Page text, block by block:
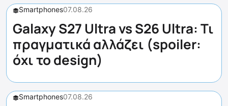
Smartphones07.08.26
Galaxy S27 Ultra vs S26 Ultra: Τι
πραγματικά αλλάζει (spoiler:
όχι το design)
Smartphones07.08.26